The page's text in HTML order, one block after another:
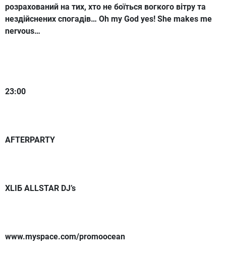
розрахований на тих, хто не боїться вогкого вітру та
нездійснених спогадів… Oh my God yes! She makes me
nervous…
23:00
AFTERPARTY
XLIБ ALLSTAR DJ’s
www.myspace.com/promoocean